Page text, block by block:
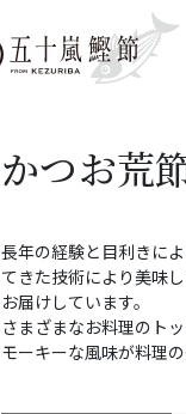
かつお荒
長年の経験と目利きに
てきた技術により美味
お届けしています。
さまざまなお料理のト
モーキーな風味が料理